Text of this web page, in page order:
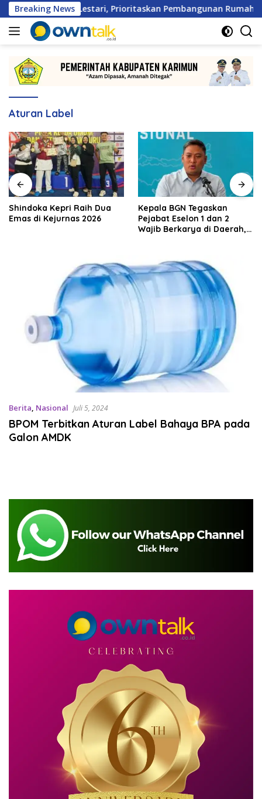
Langsung
ke
konten
Breaking News
Patam Lestari, Prioritaskan Pembangunan Rumah Ibadah
Aturan Label
Shindoka Kepri Raih Dua
Emas di Kejurnas 2026
Kepala BGN Tegaskan
Pejabat Eselon 1 dan 2
Wajib Berkarya di Daerah,
Berita, Nasional Juli 5, 2024
BPOM Terbitkan Aturan Label Bahaya BPA pada
Galon AMDK